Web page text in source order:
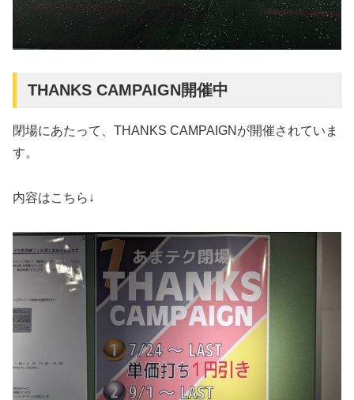
THANKS CAMPAIGN開催中
閉場にあたって、THANKS CAMPAIGNが開催されていま
す。
内容はこちら↓